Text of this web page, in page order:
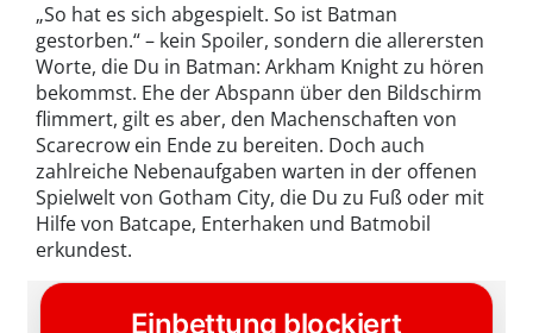
„So hat es sich abgespielt. So ist Batman
gestorben.“ – kein Spoiler, sondern die allerersten
Worte, die Du in Batman: Arkham Knight zu hören
bekommst. Ehe der Abspann über den Bildschirm
flimmert, gilt es aber, den Machenschaften von
Scarecrow ein Ende zu bereiten. Doch auch
zahlreiche Nebenaufgaben warten in der offenen
Spielwelt von Gotham City, die Du zu Fuß oder mit
Hilfe von Batcape, Enterhaken und Batmobil
erkundest.